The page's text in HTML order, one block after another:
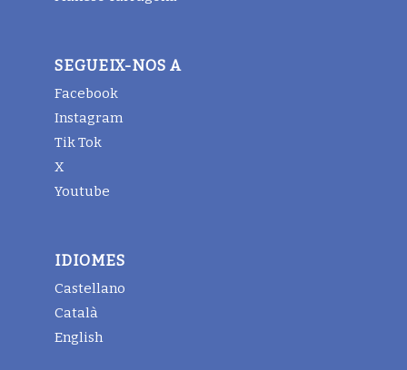
SEGUEIX-NOS A
Facebook
Instagram
Tik Tok
X
Youtube
IDIOMES
Castellano
Català
English